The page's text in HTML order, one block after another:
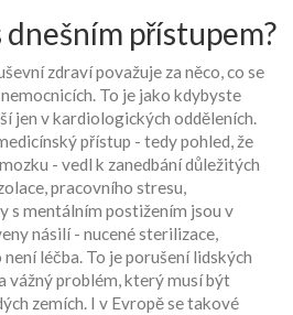
dnešním přístupem?
zdraví považuje za něco, co se
To je jako kdybyste
jen v kardiologických odděleních.
přístup - tedy pohled, že
- vedl k zanedbání důležitých
pracovního stresu,
s mentálním postižením jsou v
násilí - nucené sterilizace,
léčba. To je porušení lidských
vážný problém, který musí být
zemích. I v Evropě se takové